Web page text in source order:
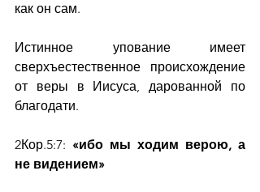
как он сам.
Истинное упование имеет
сверхъестественное происхождение
от веры в Иисуса, дарованной по
благодати.
2Кор.5:7: «ибо мы ходим верою, а
не видением»